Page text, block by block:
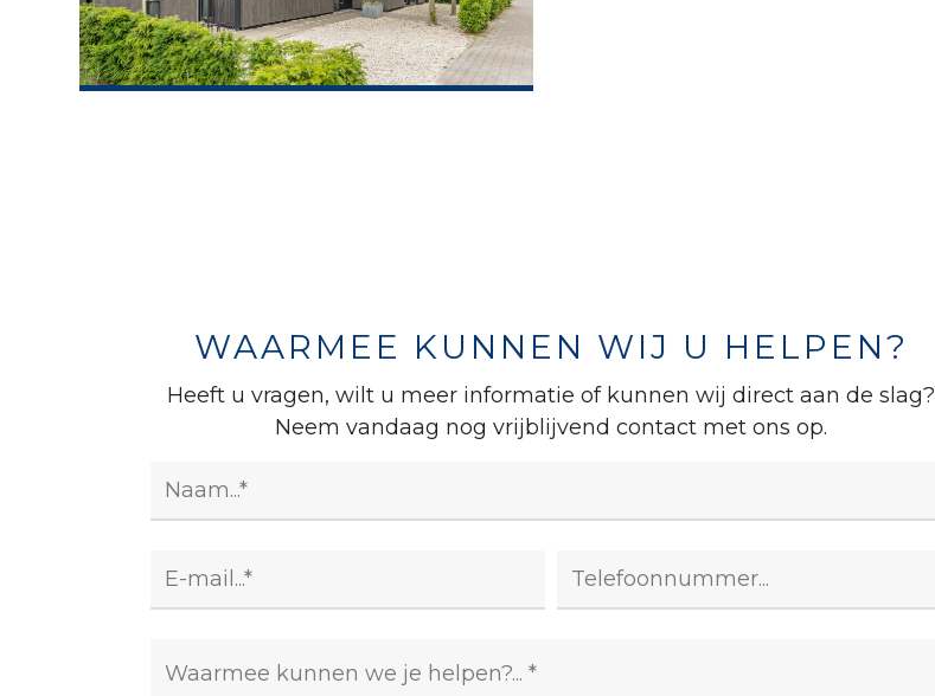
WAARMEE KUNNEN WIJ U HELPEN?
Heeft u vragen, wilt u meer informatie of kunnen wij direct aan de slag?
Neem vandaag nog vrijblijvend contact met ons op.